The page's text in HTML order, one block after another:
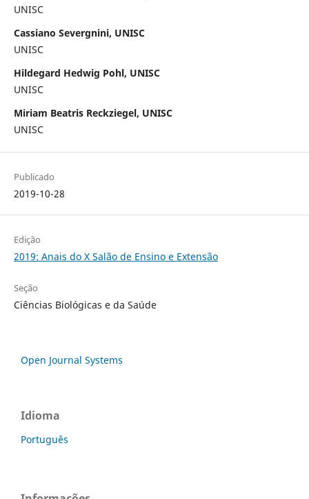
UNISC
Cassiano Severgnini, UNISC
UNISC
Hildegard Hedwig Pohl, UNISC
UNISC
Miriam Beatris Reckziegel, UNISC
UNISC
Publicado
2019-10-28
Edição
2019: Anais do X Salão de Ensino e Extensão
Seção
Ciências Biológicas e da Saúde
Open Journal Systems
Idioma
Português